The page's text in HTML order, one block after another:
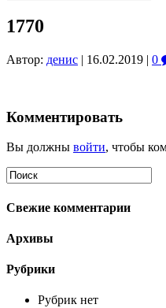
1770
Автор: денис | 16.02.2019 | 0
Комментировать
Вы должны войти, чтобы
Свежие комментарии
Архивы
Рубрики
Рубрик нет